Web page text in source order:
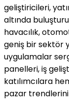
geliştiricileri,
altında
havacılık,
geniş bir sektör
uygulamalar
panelleri, iş
katılımcılara
pazar